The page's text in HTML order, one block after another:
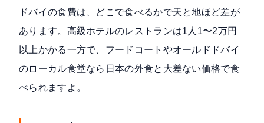
ドバイの食費は、どこで食べるかで天と地ほど差が
あります。高級ホテルのレストランは1人1〜2万円
以上かかる一方で、フードコートやオールドドバイ
のローカル食堂なら日本の外食と大差ない価格で食
べられますよ。